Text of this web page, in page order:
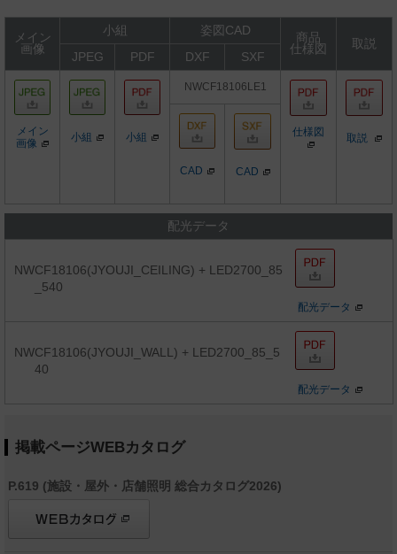
メイン
画像
小組 姿図CAD
商品
仕様図
取説
JPEG
PDF DXF SXF
メイン
画像
小組 小組
NWCF18106LE1
仕様図 取説
CAD CAD
配光データ
NWCF18106(JYOUJI_CEILING) + LED2700_85
_540
配光データ
NWCF18106(JYOUJI_WALL) + LED2700_85_5
40
配光データ
掲載ページWEBカタログ
P.619 (施設・屋外・店舗照明 総合カタログ2026)